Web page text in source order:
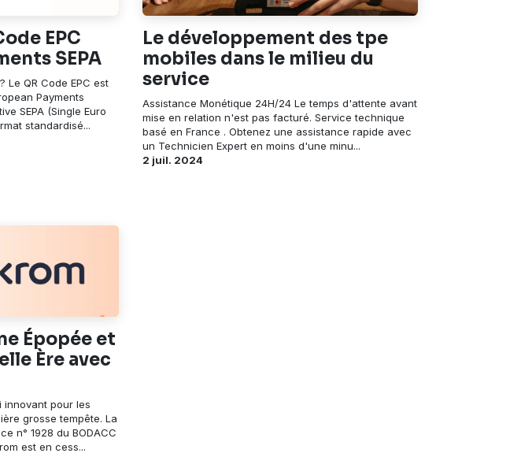
EPC
SEPA
Le QR Code EPC est
Payments
SEPA (Single Euro
standardisé...
Le développement des tpe
mobiles dans le milieu du
service
Assistance Monétique 24H/24 Le temps d'attente avant
mise en relation n'est pas facturé. Service technique
basé en France . Obtenez une assistance rapide avec
un Technicien Expert en moins d'une minu...
2 juil. 2024
Épopée et
Ère avec
pour les
grosse tempête. La
n° 1928 du BODACC
est en cess...